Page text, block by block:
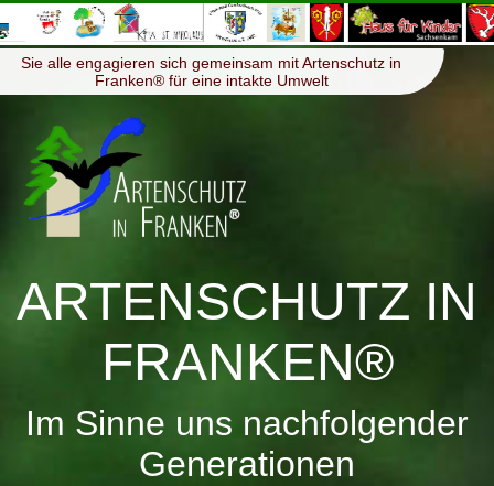
Menü ≡
Sie alle engagieren sich gemeinsam mit Artenschutz in
Franken® für eine intakte Umwelt
ARTENSCHUTZ IN
FRANKEN®
Im Sinne uns nachfolgender
Generationen